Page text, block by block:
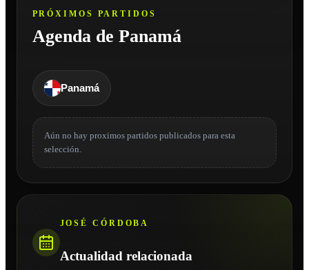
PRÓXIMOS PARTIDOS
Agenda de Panamá
Panamá
Aún no hay proximos partidos publicados para esta
selección.
JOSÉ CÓRDOBA
Actualidad relacionada